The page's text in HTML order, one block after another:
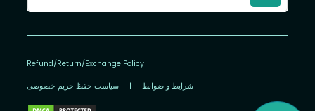
Refund/Return/Exchange Policy
سیاست حفظ حریم خصوصی | شرایط و ضوابط